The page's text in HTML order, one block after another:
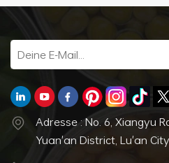
Adresse : No. 6, Xiangyu
Yuan'an District, Lu'an